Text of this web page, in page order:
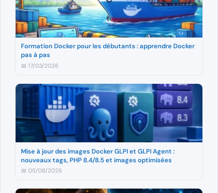
Formation Docker pour les débutants : apprendre Docker
pas à pas
📅 17/03/2026
Mise à jour des images Docker GLPI et GLPI Agent :
nouveaux tags, PHP 8.4/8.5 et images optimisées
📅 05/08/2026